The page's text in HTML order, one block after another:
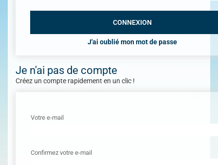
J'ai oublié mon mot de passe
Je n'ai pas de compte
Créez un compte rapidement en un clic !
Votre e-mail
Confirmez votre e-mail